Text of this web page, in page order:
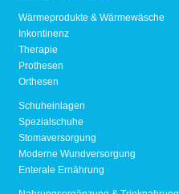
Wärmeprodukte & Wärmewäsche
Inkontinenz
Therapie
Prothesen
Orthesen
Schuheinlagen
Spezialschuhe
Stomaversorgung
Moderne Wundversorgung
Enterale Ernährung